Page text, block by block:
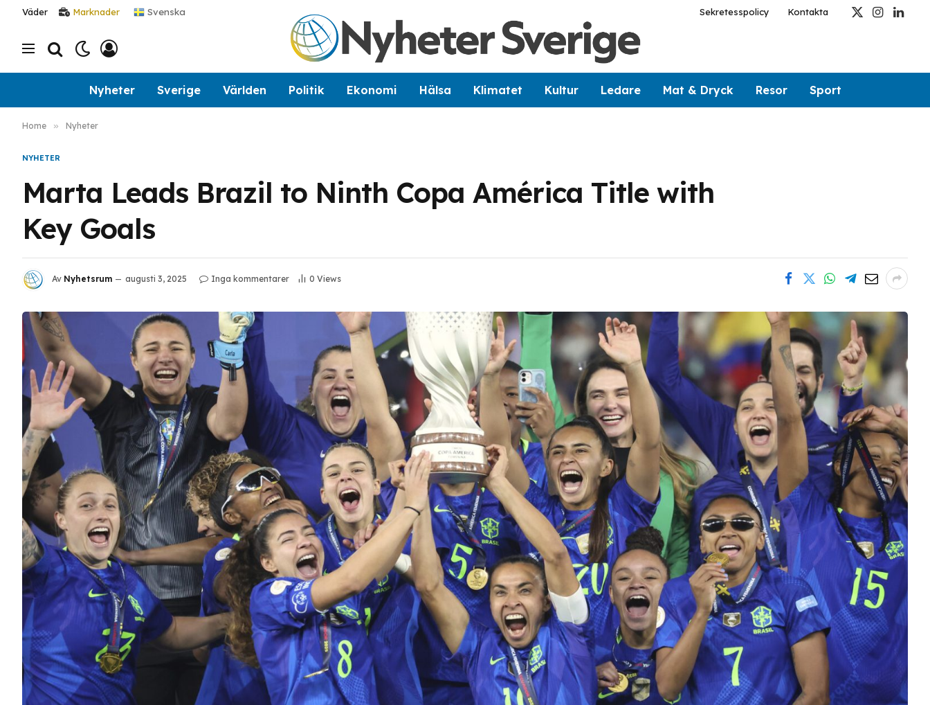
Väder Marknader Svenska Sekretesspolicy Kontakta
X
Instagram
Nyheter Sverige Världen Politik Ekonomi Hälsa Klimatet Kultur Ledare Mat & Dryck Resor Sport
Home » Nyheter
NYHETER
Marta Leads Brazil to Ninth Copa América Title with
Key Goals
Av Nyhetsrum augusti 3, 2025 Inga kommentarer 0 Views